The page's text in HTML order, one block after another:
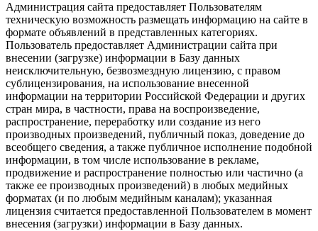
Администрация сайта предоставляет Пользователям
техническую возможность размещать информацию на сайте в
формате объявлений в представленных категориях.
Пользователь предоставляет Администрации сайта при
внесении (загрузке) информации в Базу данных
неисключительную, безвозмездную лицензию, с правом
сублицензирования, на использование внесенной
информации на территории Российской Федерации и других
стран мира, в частности, права на воспроизведение,
распространение, переработку или создание из него
производных произведений, публичный показ, доведение до
всеобщего сведения, а также публичное исполнение подобной
информации, в том числе использование в рекламе,
продвижение и распространение полностью или частично (а
также ее производных произведений) в любых медийных
форматах (и по любым медийным каналам); указанная
лицензия считается предоставленной Пользователем в момент
внесения (загрузки) информации в Базу данных.